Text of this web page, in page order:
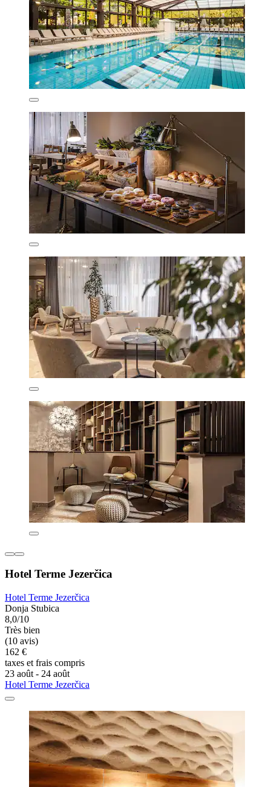
Hotel Terme Jezerčica
Hotel Terme Jezerčica
Donja Stubica
8,0/10
Très bien
(10 avis)
162 €
taxes et frais compris
23 août - 24 août
Hotel Terme Jezerčica